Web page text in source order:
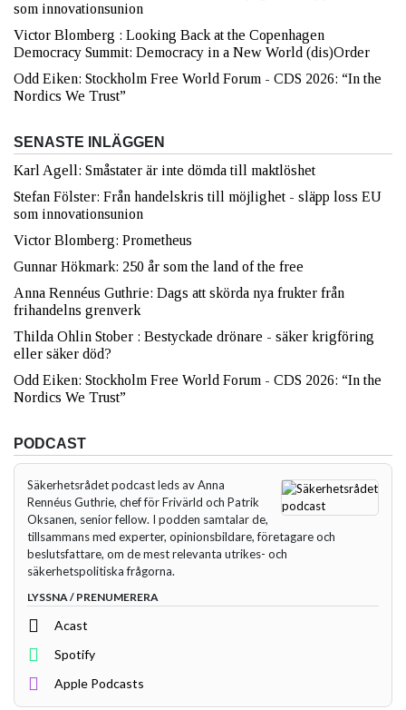
som innovationsunion
Victor Blomberg : Looking Back at the Copenhagen
Democracy Summit: Democracy in a New World (dis)Order
Odd Eiken: Stockholm Free World Forum - CDS 2026: “In the
Nordics We Trust”
SENASTE INLÄGGEN
Karl Agell: Småstater är inte dömda till maktlöshet
Stefan Fölster: Från handelskris till möjlighet - släpp loss EU
som innovationsunion
Victor Blomberg: Prometheus
Gunnar Hökmark: 250 år som the land of the free
Anna Rennéus Guthrie: Dags att skörda nya frukter från
frihandelns grenverk
Thilda Ohlin Stober : Bestyckade drönare - säker krigföring
eller säker död?
Odd Eiken: Stockholm Free World Forum - CDS 2026: “In the
Nordics We Trust”
PODCAST
Säkerhetsrådet podcast leds av Anna
Rennéus Guthrie, chef för Frivärld och Patrik
Oksanen, senior fellow. I podden samtalar de,
tillsammans med experter, opinionsbildare, företagare och
beslutsfattare, om de mest relevanta utrikes- och
säkerhetspolitiska frågorna.
LYSSNA / PRENUMERERA
Acast
Spotify
Apple Podcasts